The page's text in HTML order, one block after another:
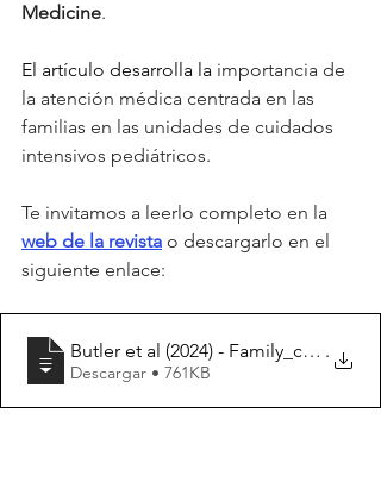
Medicine.
El artículo desarrolla la importancia de
la atención médica centrada en las
familias en las unidades de cuidados
intensivos pediátricos.
Te invitamos a leerlo completo en la
web de la revista o descargarlo en el
siguiente enlace:
Butler et al (2024) - .
Descargar • 761KB